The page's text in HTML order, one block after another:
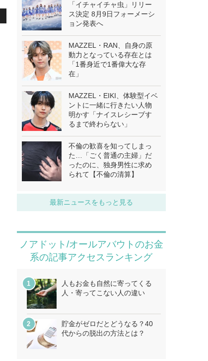
「イチャイチャ虫」リリー
ス決定 8月9日フォーメーシ
ョン発表へ
MAZZEL・RAN、自身の原
動力となっている存在とは
「1番身近で1番偉大な存
在」
MAZZEL・EIKI、体験型イベ
ントに一緒に行きたい人物
明かす「ナイスレシーブす
るまで終わらない」
不倫の歓喜を知ってしまっ
た…「ごく普通の主婦」だ
ったのに、独身男性に求め
られて【不倫の清算】
最新ニュースをもっと見る
ノアドット/オールアバウトのお金
系の記事アクセスランキング
人もお金も自然に寄ってくる
人・寄ってこない人の違い
貯金がゼロだとどうなる？40
代からの脱出の方法とは？